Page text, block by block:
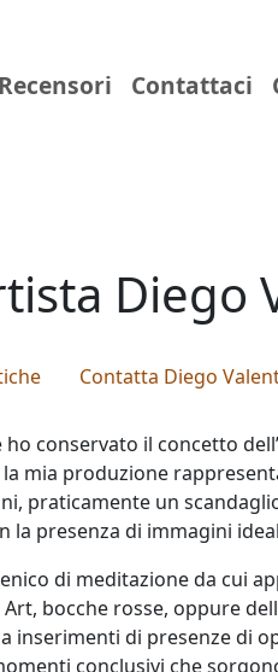
Recensori Contattaci
Diego
Contatta Diego
conservato il concetto
la mia produzione
praticamente un
la presenza di immagini
di meditazione da cui
bocche rosse, oppure
inserimenti di presenze di
conclusivi che